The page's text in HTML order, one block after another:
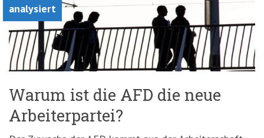
(Accesskey
'3')Zur
Suche
springen
(Accesskey
'2')
analysiert
Warum ist die AFD die neue
Arbeiterpartei?